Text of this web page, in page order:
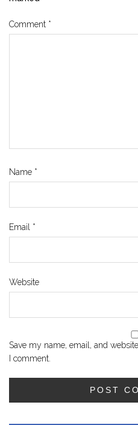
Comment *
Name *
Email *
Website
Save my name, email, and
I comment.